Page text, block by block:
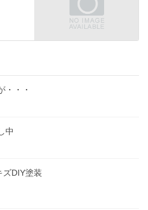
・・・
中
ズDIY塗装